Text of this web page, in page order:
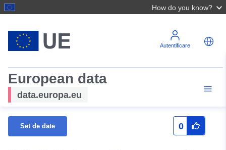
How do you know?
Autentificare
European data
data.europa.eu
Set de date 0